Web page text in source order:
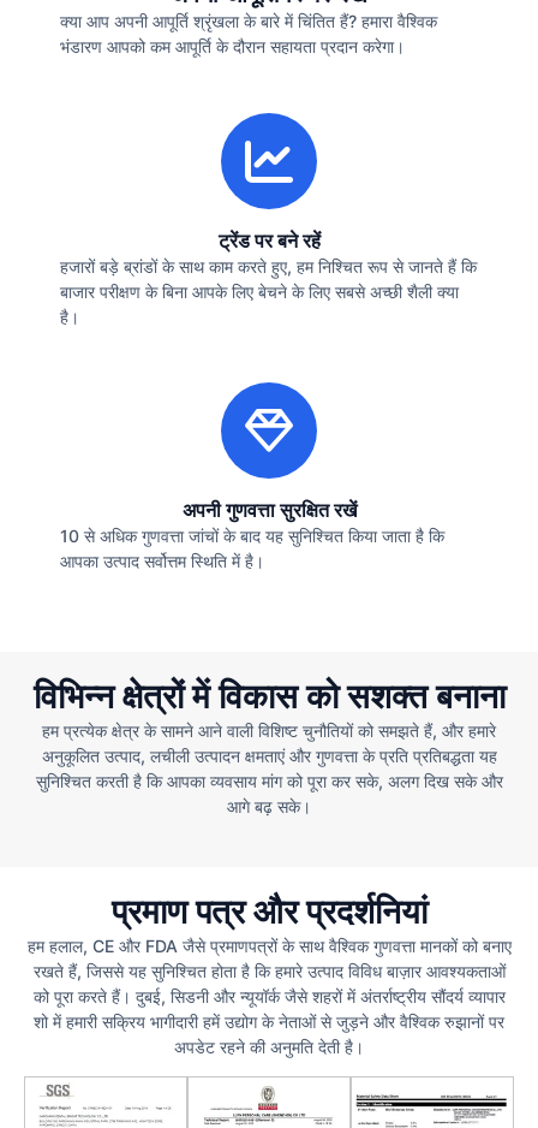
क्या आप अपनी आपूर्ति श्रृंखला के बारे में चिंतित हैं? हमारा वैश्विक
भंडारण आपको कम आपूर्ति के दौरान सहायता प्रदान करेगा।
ट्रेंड पर बने रहें
हजारों बड़े ब्रांडों के साथ काम करते हुए, हम निश्चित रूप से जानते हैं कि
बाजार परीक्षण के बिना आपके लिए बेचने के लिए सबसे अच्छी शैली क्या
है।
अपनी गुणवत्ता सुरक्षित रखें
10 से अधिक गुणवत्ता जांचों के बाद यह सुनिश्चित किया जाता है कि
आपका उत्पाद सर्वोत्तम स्थिति में है।
विभिन्न क्षेत्रों में विकास को सशक्त बनाना
हम प्रत्येक क्षेत्र के सामने आने वाली विशिष्ट चुनौतियों को समझते हैं, और हमारे
अनुकूलित उत्पाद, लचीली उत्पादन क्षमताएं और गुणवत्ता के प्रति प्रतिबद्धता यह
सुनिश्चित करती है कि आपका व्यवसाय मांग को पूरा कर सके, अलग दिख सके और
आगे बढ़ सके।
प्रमाण पत्र और प्रदर्शनियां
हम हलाल, CE और FDA जैसे प्रमाणपत्रों के साथ वैश्विक गुणवत्ता मानकों को बनाए
रखते हैं, जिससे यह सुनिश्चित होता है कि हमारे उत्पाद विविध बाज़ार आवश्यकताओं
को पूरा करते हैं। दुबई, सिडनी और न्यूयॉर्क जैसे शहरों में अंतर्राष्ट्रीय सौंदर्य व्यापार
शो में हमारी सक्रिय भागीदारी हमें उद्योग के नेताओं से जुड़ने और वैश्विक रुझानों पर
अपडेट रहने की अनुमति देती है।